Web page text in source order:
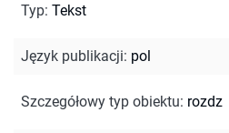
Typ: Tekst
Język publikacji: pol
Szczegółowy typ obiektu: rozdz